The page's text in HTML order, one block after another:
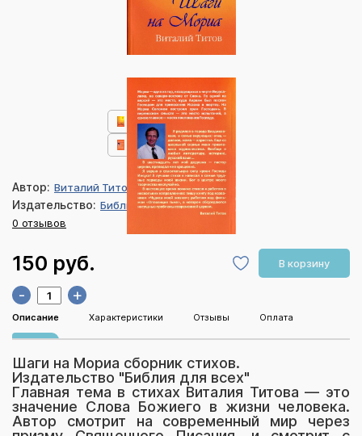
Автор: Виталий Титов
Издательство: Библия для всех
0 отзывов
150 руб. В корзину
- +
Описание Характеристики Отзывы Оплата
Шаги на Мориа сборник стихов.
Издательство "Библия для всех"
Главная тема в стихах Виталия Титова — это
значение Слова Божиего в жизни человека.
Автор смотрит на со­временный мир через